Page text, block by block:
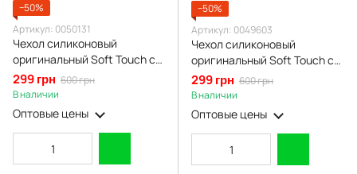
−50%
Артикул: 0050131
Чехол силиконовый
оригинальный Soft Touch с
3D принтом волшебной
минни маус для Xiaomi Poco
M6 Pro 4G коричневый
(Полная защита камеры)
299 грн 600 грн
В наличии
Оптовые цены
−50%
Артикул: 0049603
Чехол силиконовый
оригинальный Soft Touch с
3D принтом волшебной
минни маус для Realme 5i
черный (Полная защита
камеры)
299 грн 600 грн
В наличии
Оптовые цены